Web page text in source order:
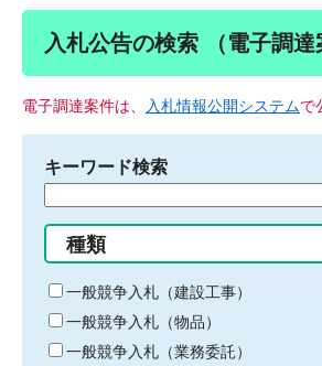
入札公告の検索 （電子調達
電子調達案件は、 入札情報公開システムで
キーワード検索
る
キ
ー
ワ
ー
種類
一般競争入札（建設工事）
一般競争入札（物品）
一般競争入札（業務委託）